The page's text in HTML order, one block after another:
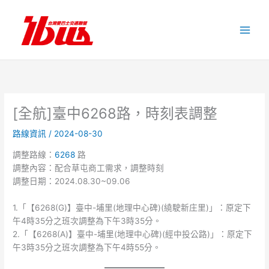
內
[全航]臺中6268路，時刻表調整
路線資訊 / 2024-08-30
調整路線：6268 路
調整內容：配合草屯商工需求，調整時刻
調整日期：2024.08.30~09.06
1.「【6268(G)】臺中-埔里(地理中心碑)(繞駛新庄里)」：原定下
午4時35分之班次調整為下午3時35分。
2.「【6268(A)】臺中-埔里(地理中心碑)(經中投公路)」：原定下
午3時35分之班次調整為下午4時55分。